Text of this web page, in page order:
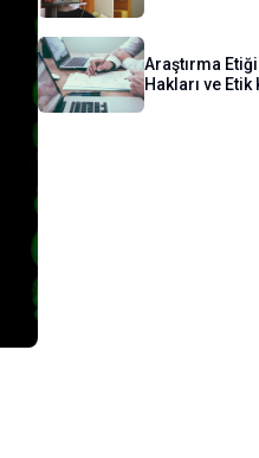
Araştırma
Hakları ve